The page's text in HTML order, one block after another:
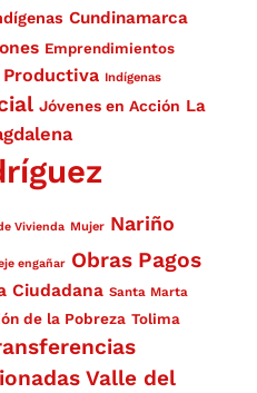
Cundinamarca
Emprendimientos
Indígenas
Jóvenes en Acción La
Vivienda Mujer Nariño
engañar Obras Pagos
Ciudadana Santa Marta
de la Pobreza Tolima
Valle del